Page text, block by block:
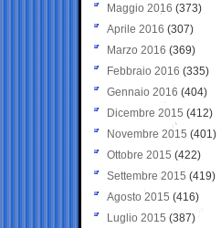
Maggio 2016 (373)
Aprile 2016 (307)
Marzo 2016 (369)
Febbraio 2016 (335)
Gennaio 2016 (404)
Dicembre 2015 (412)
Novembre 2015 (401)
Ottobre 2015 (422)
Settembre 2015 (419)
Agosto 2015 (416)
Luglio 2015 (387)